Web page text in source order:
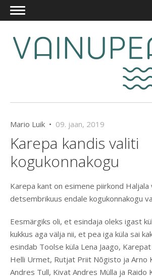
Mario Luik • 09. jaan, 2019
Karepa kandis valiti
kogukonnakogu
Karepa kant on esimene piirkond Haljala
detsembrikuus endale kogukonnakogu
Eesmärgiks oli, et esindaja oleks igast
kukkus aga välja nii, et pea iga küla sai
esindab Toolse küla Lena Jaago,
Helli Urmet, Rutjat Priit Nõgisto ja Arno
Andres Tull, Kivat Andres Mülla ja Raido